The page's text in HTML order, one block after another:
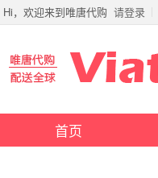
Hi，欢迎来到唯唐代购 请登录
首页